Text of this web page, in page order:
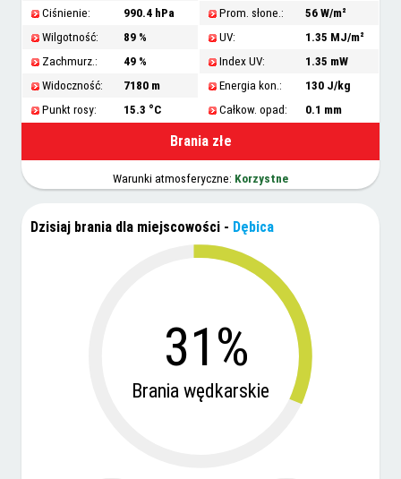
Ciśnienie:
990.4 hPa
Wilgotność:
89 %
Zachmurz.:
49 %
Widoczność:
7180 m
Punkt rosy:
15.3 °C
Prom. słone.:
56 W/m²
UV:
1.35 MJ/m²
Index UV:
1.35 mW
Energia kon.:
130 J/kg
Całkow. opad:
0.1 mm
Brania złe
Warunki atmosferyczne: Korzystne
Dzisiaj brania dla miejscowości - Dębica
31%
Brania wędkarskie